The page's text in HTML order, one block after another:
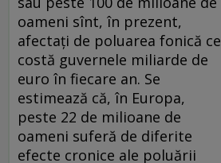
oameni sînt, în prezent,
afectați de poluarea fonică ce
costă guvernele miliarde de
euro în fiecare an. Se
estimează că, în Europa,
peste 22 de milioane de
oameni suferă de diferite
efecte cronice ale poluării